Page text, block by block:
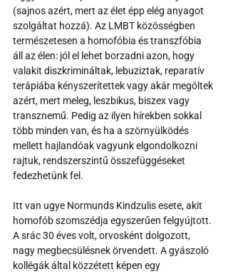
(sajnos azért, mert az élet épp elég anyagot
szolgáltat hozzá). Az LMBT közösségben
természetesen a homofóbia és transzfóbia
áll az élen: jól el lehet borzadni azon, hogy
valakit diszkrimináltak, lebuziztak, reparatív
terápiába kényszerítettek vagy akár megöltek
azért, mert meleg, leszbikus, biszex vagy
transznemű. Pedig az ilyen hírekben sokkal
több minden van, és ha a szörnyülködés
mellett hajlandóak vagyunk elgondolkozni
rajtuk, rendszerszintű összefüggéseket
fedezhetünk fel.
Itt van ugye Normunds Kindzulis esete, akit
homofób szomszédja egyszerűen felgyújtott.
A srác 30 éves volt, orvosként dolgozott,
nagy megbecsülésnek örvendett. A gyászoló
kollégák által közzétett képen egy